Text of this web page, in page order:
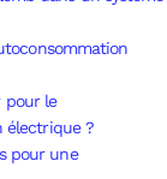
pour le
électrique ?
pour une